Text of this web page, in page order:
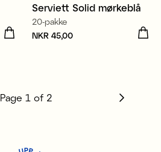
3 for 99 kr
Serviett Solid mørkeblå
20-pakke
Pris :NKR 45,00
NKR 45,00
Page 1 of 2
UPP